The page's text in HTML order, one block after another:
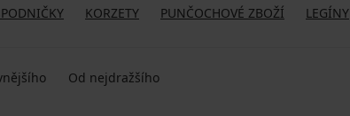
KORZETY PUNČOCHOVÉ ZBOŽÍ LEGÍNY
Od nejdražšího